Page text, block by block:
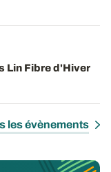
Lin Fibre d'Hiver
les évènements